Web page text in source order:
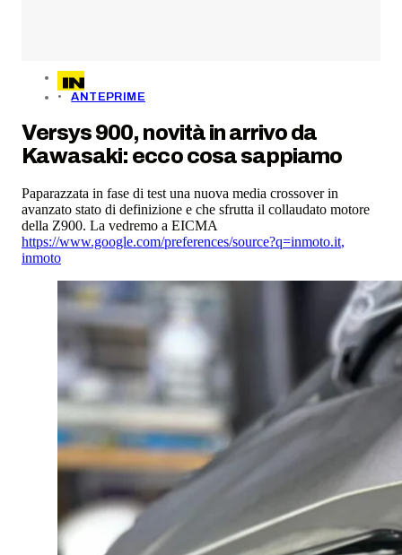
ANTEPRIME
Versys 900, novità in arrivo da
Kawasaki: ecco cosa sappiamo
Paparazzata in fase di test una nuova media crossover in
avanzato stato di definizione e che sfrutta il collaudato motore
della Z900. La vedremo a EICMA
https://www.google.com/preferences/source?q=inmoto.it,
inmoto